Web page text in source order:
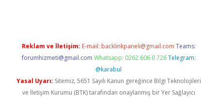
Reklam ve İletişim: E-mail: backlinkpaneli@gmail.com Teams:
forumhizmeti@gmail.com Whatsapp: 0262 606 0 726 Telegram:
@karabul
Yasal Uyarı: Sitemiz, 5651 Sayılı Kanun gereğince Bilgi Teknolojileri
ve İletişim Kurumu (BTK) tarafından onaylanmış bir Yer Sağlayıcı